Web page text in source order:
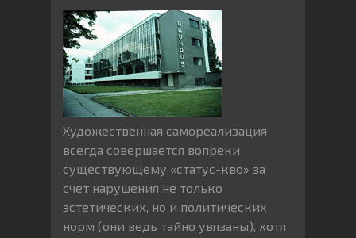
Художественная самореализация
всегда совершается вопреки
существующему «статус-кво» за
счет нарушения не только
эстетических, но и политических
норм (они ведь тайно увязаны), хотя